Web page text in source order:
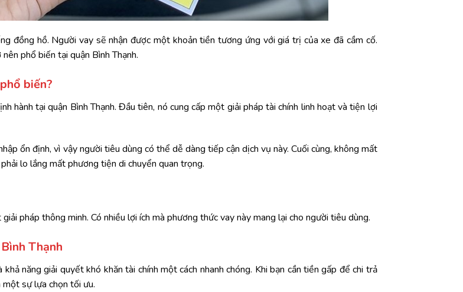
đồng hồ. Người vay sẽ nhận được một khoản tiền tương ứng với giá trị của xe đã cầm cố.
phổ biến tại quận Bình Thạnh.
biến?
hành tại quận Bình Thạnh. Đầu tiên, nó cung cấp một giải pháp tài chính linh hoạt và tiện lợi
ổn định, vì vậy người tiêu dùng có thể dễ dàng tiếp cận dịch vụ này. Cuối cùng, không mất
lo lắng mất phương tiện di chuyển quan trọng.
pháp thông minh. Có nhiều lợi ích mà phương thức vay này mang lại cho người tiêu dùng.
Thạnh
năng giải quyết khó khăn tài chính một cách nhanh chóng. Khi bạn cần tiền gấp để chi trả
một sự lựa chọn tối ưu.